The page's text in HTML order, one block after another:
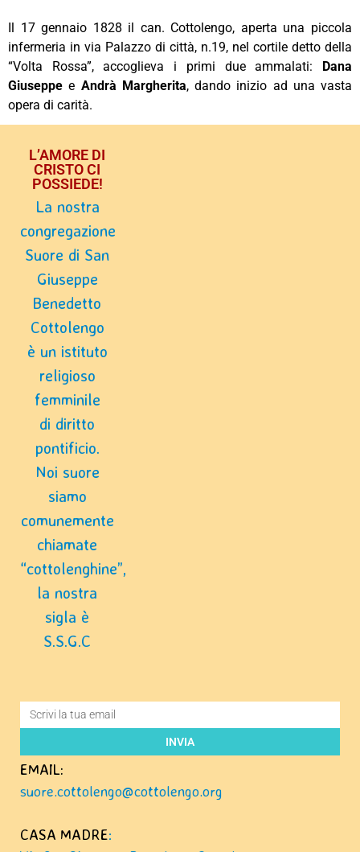
Il 17 gennaio 1828 il can. Cottolengo, aperta una piccola
infermeria in via Palazzo di città, n.19, nel cortile detto della
“Volta Rossa”, accoglieva i primi due ammalati: Dana
Giuseppe e Andrà Margherita, dando inizio ad una vasta
opera di carità.
L’AMORE DI
CRISTO CI
POSSIEDE!
La nostra
congregazione
Suore di San
Giuseppe
Benedetto
Cottolengo
è un istituto
religioso
femminile
di diritto
pontificio.
Noi suore
siamo
comunemente
chiamate
“cottolenghine”,
la nostra
sigla è
S.S.G.C
INVIA
EMAIL:
suore.cottolengo@cottolengo.org
CASA MADRE: